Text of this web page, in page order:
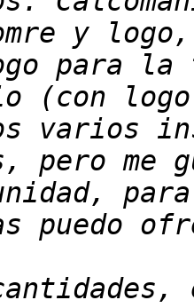
y
(con logo
pero me